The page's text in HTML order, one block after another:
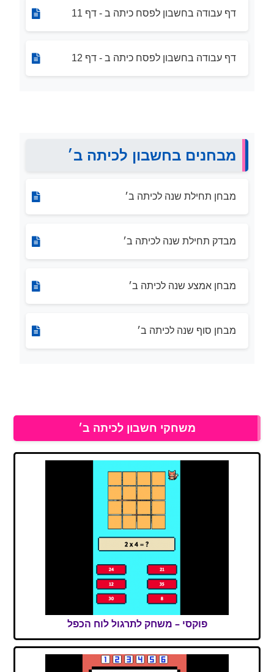
דף עבודה בחשבון לפסח כיתה ב - דף 11
דף עבודה בחשבון לפסח כיתה ב - דף 12
מבחנים בחשבון לכיתה ב׳
מבחן תחילת שנה לכיתה ב׳
מבדק תחילת שנה לכיתה ב׳
מבחן אמצע שנה לכיתה ב׳
מבחן סוף שנה לכיתה ב׳
משחקי חשבון לכיתה ב׳
פוקסי – משחק לתרגול לוח הכפל